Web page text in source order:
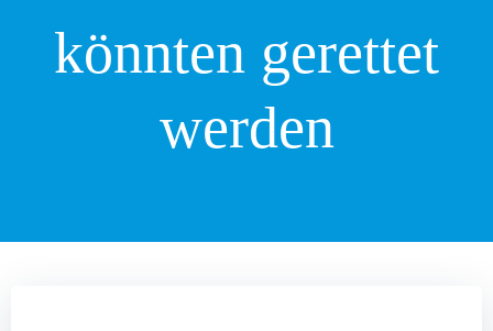
könnten gerettet
werden